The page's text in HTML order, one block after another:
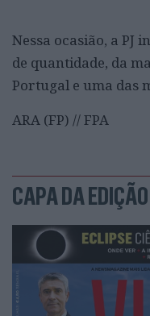
Nessa ocasião, a PJ
de quantidade, da
Portugal e uma das
ARA (FP) // FPA
CAPA DA EDIÇÃO